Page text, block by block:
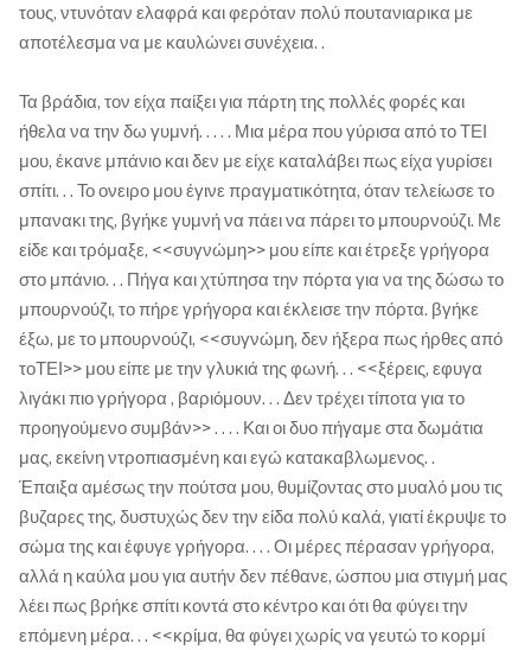
τους, ντυνόταν ελαφρά και φερόταν πολύ πουτανιαρικα με
αποτέλεσμα να με καυλώνει συνέχεια. .
Τα βράδια, τον είχα παίξει για πάρτη της πολλές φορές και
ήθελα να την δω γυμνή. . . . . Μια μέρα που γύρισα από το ΤΕΙ
μου, έκανε μπάνιο και δεν με είχε καταλάβει πως είχα γυρίσει
σπίτι. . . Το ονειρο μου έγινε πραγματικότητα, όταν τελείωσε το
μπανακι της, βγήκε γυμνή να πάει να πάρει το μπουρνούζι. Με
είδε και τρόμαξε, <<συγνώμη>> μου είπε και έτρεξε γρήγορα
στο μπάνιο. . . Πήγα και χτύπησα την πόρτα για να της δώσω το
μπουρνούζι, το πήρε γρήγορα και έκλεισε την πόρτα. βγήκε
έξω, με το μπουρνούζι, <<συγνώμη, δεν ήξερα πως ήρθες από
τοΤΕΙ>> μου είπε με την γλυκιά της φωνή. . . <<ξέρεις, εφυγα
λιγάκι πιο γρήγορα , βαριόμουν. . . Δεν τρέχει τίποτα για το
προηγούμενο συμβάν>> . . . . Και οι δυο πήγαμε στα δωμάτια
μας, εκείνη ντροπιασμένη και εγώ κατακαβλωμενος. .
Έπαιξα αμέσως την πούτσα μου, θυμίζοντας στο μυαλό μου τις
βυζαρες της, δυστυχώς δεν την είδα πολύ καλά, γιατί έκρυψε το
σώμα της και έφυγε γρήγορα. . . . Οι μέρες πέρασαν γρήγορα,
αλλά η καύλα μου για αυτήν δεν πέθανε, ώσπου μια στιγμή μας
λέει πως βρήκε σπίτι κοντά στο κέντρο και ότι θα φύγει την
επόμενη μέρα. . . <<κρίμα, θα φύγει χωρίς να γευτώ το κορμί